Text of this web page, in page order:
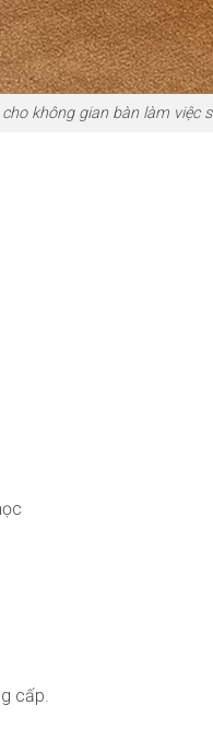
không gian bàn làm việc
cấp.